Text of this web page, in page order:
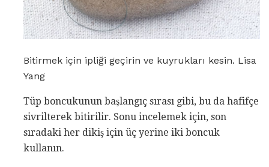
Bitirmek için ipliği geçirin ve kuyrukları kesin. Lisa
Yang
Tüp boncukunun başlangıç ​​sırası gibi, bu da hafifçe
sivrilterek bitirilir. Sonu incelemek için, son
sıradaki her dikiş için üç yerine iki boncuk
kullanın.